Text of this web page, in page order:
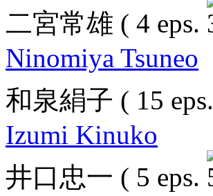
二宮常雄 ( 4 eps.
Ninomiya Tsuneo
和泉絹子 ( 15 eps.
Izumi Kinuko
井口忠一 ( 5 eps.